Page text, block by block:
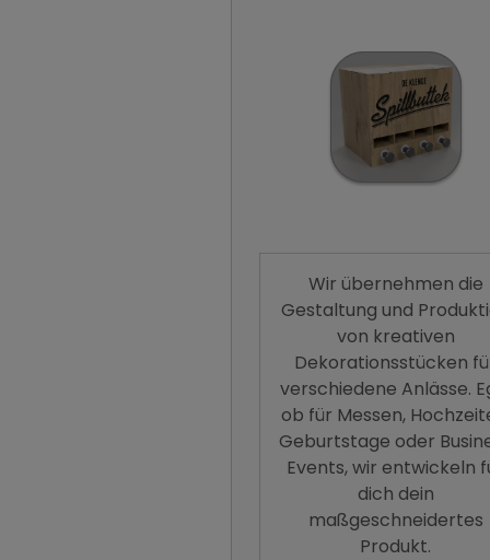
Wir übernehmen die
Gestaltung und
von kreativen
Dekorationsstücken
verschiedene Anlässe.
ob für Messen,
Geburtstage oder
Events, wir entwickeln
dich dein
maßgeschneidertes
Produkt.